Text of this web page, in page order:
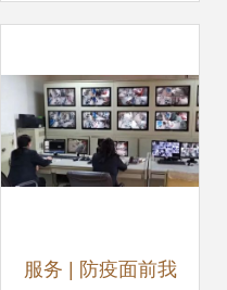
服务 | 防疫面前我